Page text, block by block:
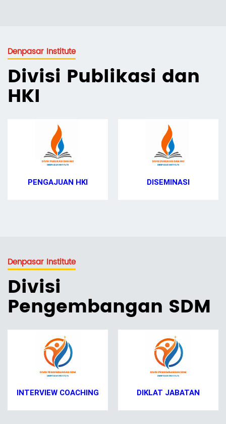
Denpasar Institute
Divisi Publikasi dan
HKI
PENGAJUAN HKI DISEMINASI
Denpasar Institute
Divisi
Pengembangan SDM
INTERVIEW COACHING DIKLAT JABATAN